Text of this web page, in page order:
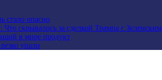
стало опасно
скрывалось за сделкой Трампа с Зеленским
в мире продукт
упали